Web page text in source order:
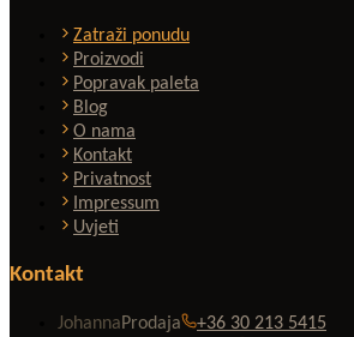
Zatraži ponudu
Proizvodi
Popravak paleta
Blog
O nama
Kontakt
Privatnost
Impressum
Uvjeti
Kontakt
JohannaProdaja
+36 30 213 5415